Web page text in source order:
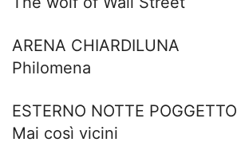
ARENA CHIARDILUNA
Philomena
ESTERNO NOTTE POGGETTO
Mai così vicini